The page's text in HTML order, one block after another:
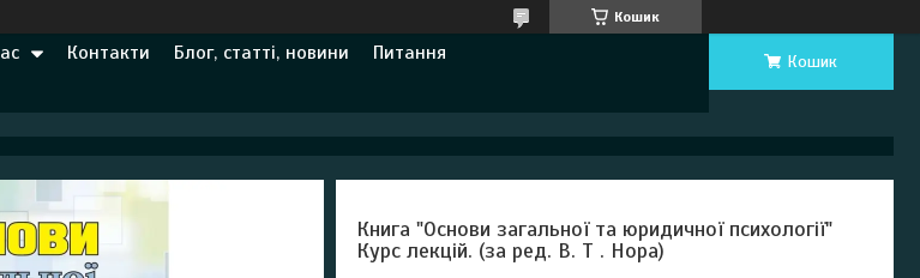
Кошик
Контакти Блог, статті, новини
Питання
Кошик
Книга "Основи загальної та юридичної психології"
Курс лекцій. (за ред. В. Т . Нора)